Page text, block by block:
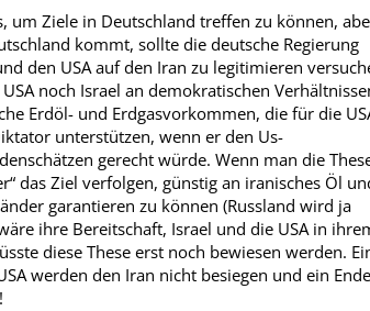
um Ziele in Deutschland treffen zu können,
kommt, sollte die deutsche Regierung
den USA auf den Iran zu legitimieren
noch Israel an demokratischen
Erdöl- und Erdgasvorkommen, die für die
unterstützen, wenn er den Us-
gerecht würde. Wenn man die
das Ziel verfolgen, günstig an iranisches Öl
garantieren zu können (Russland wird ja
ihre Bereitschaft, Israel und die USA in
diese These erst noch bewiesen werden.
werden den Iran nicht besiegen und ein Ende